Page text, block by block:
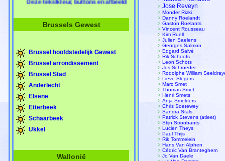
Brussels Gewest
Brussel hoofdstedelijk Gewest
Brussel arrondissement
Brussel Stad
Anderlecht
Elsene
Etterbeek
Schaarbeek
Ukkel
Wallonië
> Jose Reveyn
> Monder Rizki
> Danny Roelandt
> Gaston Roelants
> Vincent Rousseau
> Kim Ruell
> Julien Saelens
> Georges Salmon
> Edgard Salvé
> Rik Schoofs
> Leon Schots
> Jos Schroeder
> Rodolphe William
> Lieve Slegers
> Marc Smet
> Thomas Smet
> Henri Smets
> Anja Smolders
> Chris Soetewey
> Sandra Stals
> Patrick Stevens (atleet)
> Stijn Stroobants
> Lucien Theys
> Paul Thijs
> Rik Tommelein
> Hans Van Alphen
> Cédric Van Branteghem
> Jo Van Daele